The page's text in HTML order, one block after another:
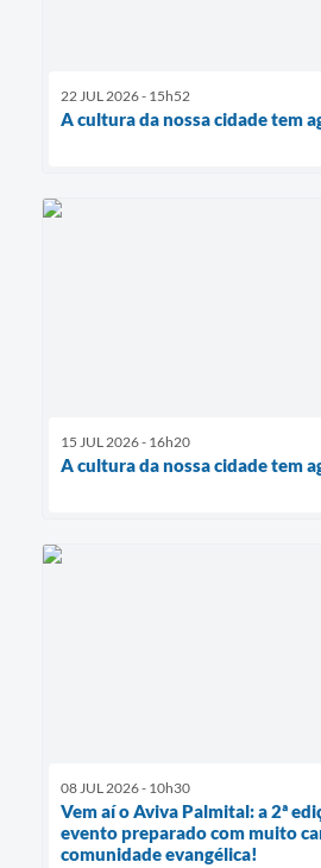
22 JUL 2026 - 15h52
A cultura da nossa cidade tem
15 JUL 2026 - 16h20
A cultura da nossa cidade tem
08 JUL 2026 - 10h30
Vem aí o Aviva Palmital: a 2ª
evento preparado com muito
comunidade evangélica!